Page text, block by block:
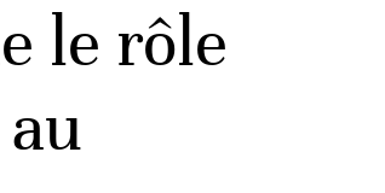
le rôle